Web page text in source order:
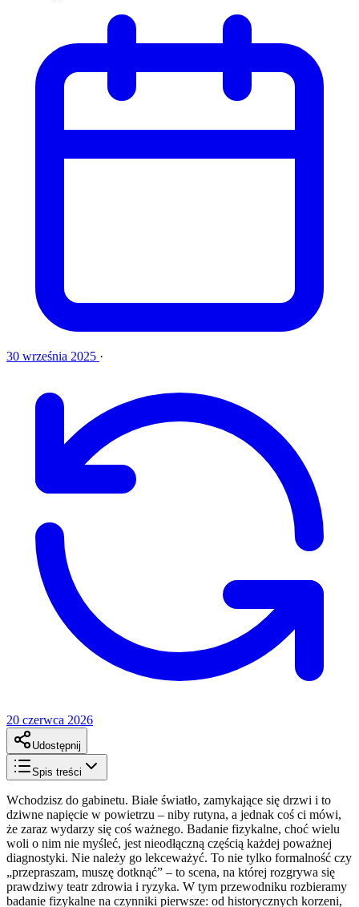
30 września 2025 ·
20 czerwca 2026
Udostępnij
Spis treści
Wchodzisz do gabinetu. Białe światło, zamykające się drzwi i to
dziwne napięcie w powietrzu – niby rutyna, a jednak coś ci mówi,
że zaraz wydarzy się coś ważnego. Badanie fizykalne, choć wielu
woli o nim nie myśleć, jest nieodłączną częścią każdej poważnej
diagnostyki. Nie należy go lekceważyć. To nie tylko formalność czy
„przepraszam, muszę dotknąć” – to scena, na której rozgrywa się
prawdziwy teatr zdrowia i ryzyka. W tym przewodniku rozbieramy
badanie fizykalne na czynniki pierwsze: od historycznych korzeni,